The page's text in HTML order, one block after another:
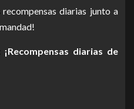
recompensas diarias junto a
diarias de